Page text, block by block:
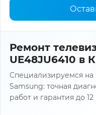
Ремонт
UE48JU6410 в
Специализируемся
Samsung: точная
работ и гарантия до